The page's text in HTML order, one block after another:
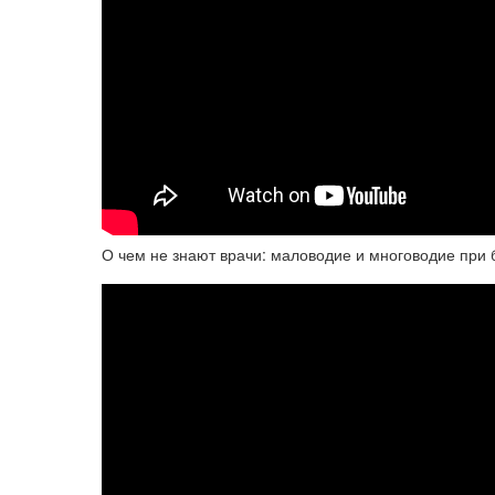
О чем не знают врачи: маловодие и многоводие при